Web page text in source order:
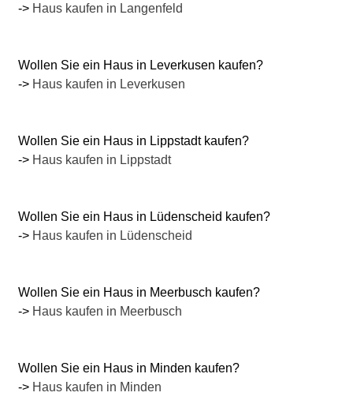
-> Haus kaufen in Langenfeld
Wollen Sie ein Haus in Leverkusen kaufen?
-> Haus kaufen in Leverkusen
Wollen Sie ein Haus in Lippstadt kaufen?
-> Haus kaufen in Lippstadt
Wollen Sie ein Haus in Lüdenscheid kaufen?
-> Haus kaufen in Lüdenscheid
Wollen Sie ein Haus in Meerbusch kaufen?
-> Haus kaufen in Meerbusch
Wollen Sie ein Haus in Minden kaufen?
-> Haus kaufen in Minden